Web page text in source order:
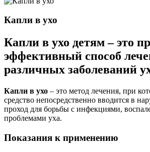
Капли в ухо
Капли в ухо детям – это
эффективный способ
различных заболеваний
Капли в ухо – это метод лечения, при
средство непосредственно вводится в
проход для борьбы с инфекциями,
проблемами уха.
Показания к применению